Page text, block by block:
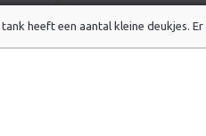
heeft een aantal kleine deukjes.